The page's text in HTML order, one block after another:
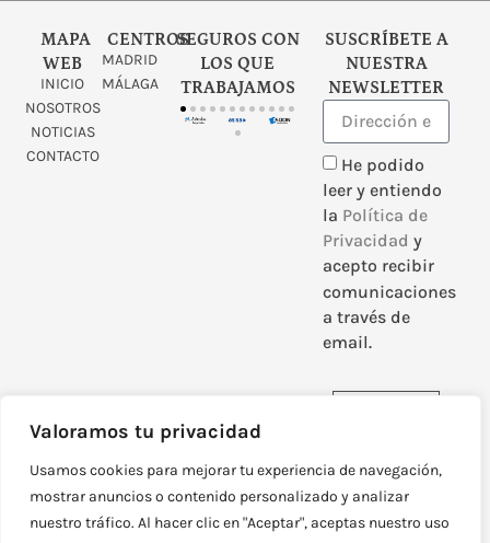
Valoramos tu privacidad
Usamos cookies para mejorar tu experiencia de navegación,
mostrar anuncios o contenido personalizado y analizar
nuestro tráfico. Al hacer clic en "Aceptar", aceptas nuestro uso
MAPA
WEB
INICIO
NOSOTROS
NOTICIAS
CONTACTO
CENTROS
MADRID
MÁLAGA
SEGUROS CON
LOS QUE
TRABAJAMOS
SUSCRÍBETE A
NUESTRA
NEWSLETTER
He podido
leer y entiendo
la Política de
Privacidad y
acepto recibir
comunicaciones
a través de
email.